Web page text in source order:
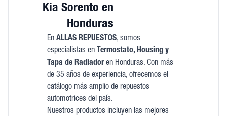
Kia Sorento en
Honduras
En ALLAS REPUESTOS, somos
especialistas en Termostato, Housing y
Tapa de Radiadoren Honduras. Con más
de 35 años de experiencia, ofrecemos el
catálogo más amplio de repuestos
automotrices del país.
Nuestros productos incluyen las mejores